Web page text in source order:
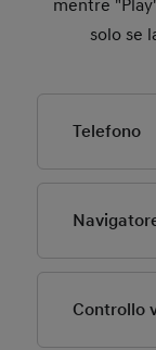
mentre
solo se
Telefono
Per
5.000
Se il numero
Per un
auto. Se
Controllo